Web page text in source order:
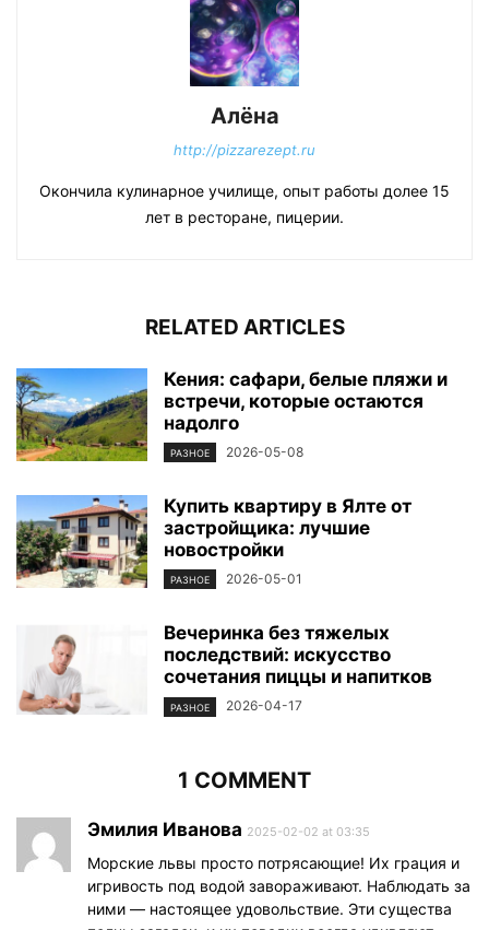
Алёна
http://pizzarezept.ru
Окончила кулинарное училище, опыт работы долее 15
лет в ресторане, пицерии.
RELATED ARTICLES
Кения: сафари, белые пляжи и
встречи, которые остаются
надолго
РАЗНОЕ 2026-05-08
Купить квартиру в Ялте от
застройщика: лучшие
новостройки
РАЗНОЕ 2026-05-01
Вечеринка без тяжелых
последствий: искусство
сочетания пиццы и напитков
РАЗНОЕ 2026-04-17
1 COMMENT
Эмилия Иванова 2025-02-02 at 03:35
Морские львы просто потрясающие! Их грация и
игривость под водой завораживают. Наблюдать за
ними — настоящее удовольствие. Эти существа